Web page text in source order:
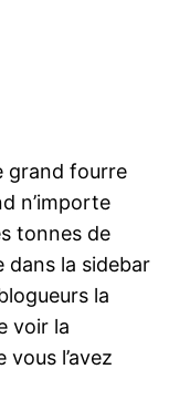
grand fourre
n’importe
tonnes de
dans la sidebar
la
voir la
l’avez